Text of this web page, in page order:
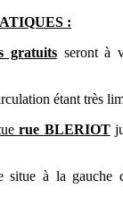
:
gratuitsseront à
étant très
rue BLERIOT
situe à la gauche